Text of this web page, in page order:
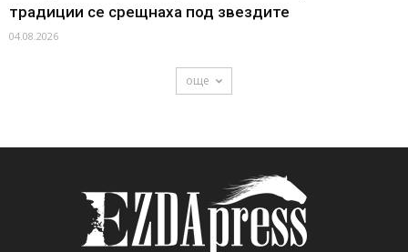
традиции се срещнаха под звездите
04.08.2026
още